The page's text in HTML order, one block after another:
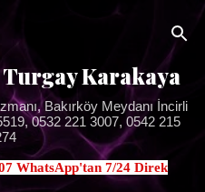
Karakaya
Bakırköy Meydanı İncirli
0532 221 3007, 0542 215
WhatsApp'tan 7/24 Direk